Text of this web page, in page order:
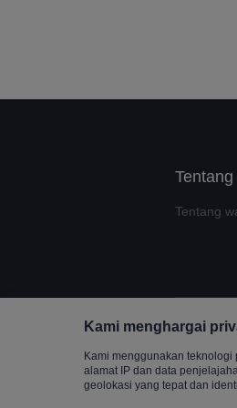
Tentang
Kami menghargai
Kami menggunakan
alamat IP dan data
geolokasi yang tepat dan